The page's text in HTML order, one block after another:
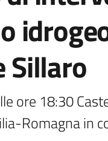
Sillaro
ore 18:30
Romagna in